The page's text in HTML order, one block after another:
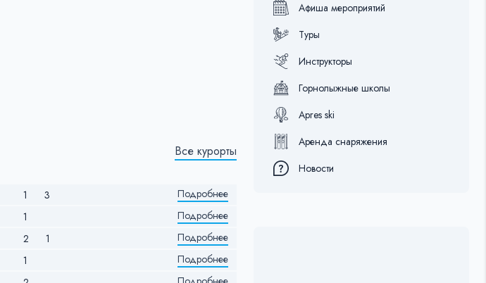
Все курорты
1 3 Подробнее
1 Подробнее
2 1 Подробнее
1 Подробнее
Афиша мероприятий
Туры
Инструкторы
Горнолыжные школы
Apres ski
Аренда снаряжения
Новости